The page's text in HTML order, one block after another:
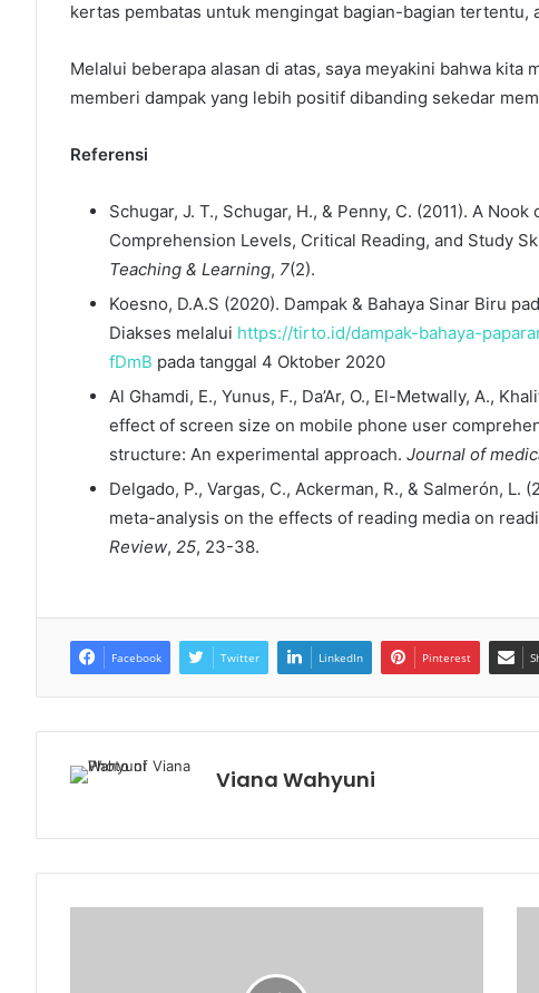
kertas pembatas untuk mengingat bagian-bagian tertentu,
Melalui beberapa alasan di atas, saya meyakini bahwa kita
memberi dampak yang lebih positif dibanding sekedar
Referensi
Schugar, J. T., Schugar, H., & Penny, C. (2011). A
Comprehension Levels, Critical Reading, and Study
Teaching & Learning, 7(2).
Koesno, D.A.S (2020). Dampak & Bahaya Sinar Biru
Diakses melalui https://tirto.id/dampak-bahaya-
fDmB pada tanggal 4 Oktober 2020
Al Ghamdi, E., Yunus, F., Da’Ar, O., El-Metwally, A.,
effect of screen size on mobile phone user
structure: An experimental approach. Journal of
Delgado, P., Vargas, C., Ackerman, R., & Salmerón, L.
meta-analysis on the effects of reading media on
Review, 25, 23-38.
Facebook Twitter LinkedIn Pinterest
Viana Wahyuni